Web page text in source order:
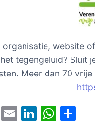
organisatie, website
tegengeluid? Sluit
Meer dan 70
E
Li W